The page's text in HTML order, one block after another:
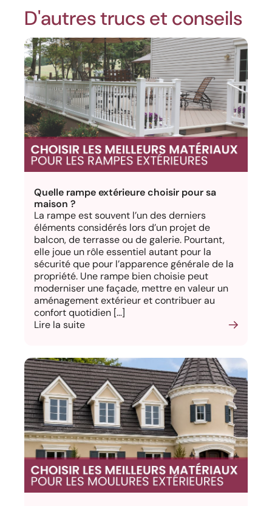
D'autres trucs et conseils
Quelle rampe extérieure choisir pour sa
maison ?
La rampe est souvent l’un des derniers
éléments considérés lors d’un projet de
balcon, de terrasse ou de galerie. Pourtant,
elle joue un rôle essentiel autant pour la
sécurité que pour l’apparence générale de la
propriété. Une rampe bien choisie peut
moderniser une façade, mettre en valeur un
aménagement extérieur et contribuer au
confort quotidien […]
Lire la suite